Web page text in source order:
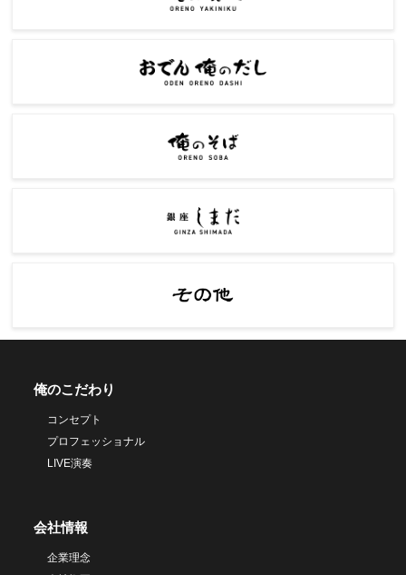
俺のこだわり
コンセプト
プロフェッショナル
LIVE演奏
会社情報
企業理念